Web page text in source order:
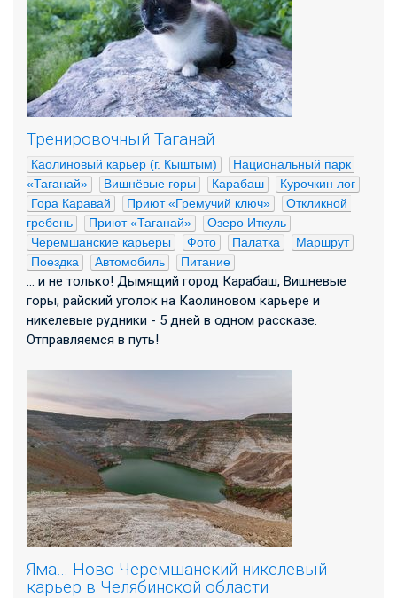
Тренировочный Таганай
Каолиновый карьер (г. Кыштым)
Национальный парк
«Таганай»
Вишнёвые горы Карабаш
Курочкин лог
Гора Каравай
Приют «Гремучий ключ»
Откликной
гребень
Приют «Таганай»
Озеро Иткуль
Черемшанские карьеры
Фото Палатка
Маршрут
Поездка
Автомобиль Питание
... и не только! Дымящий город Карабаш, Вишневые
горы, райский уголок на Каолиновом карьере и
никелевые рудники - 5 дней в одном рассказе.
Отправляемся в путь!
Яма… Ново-Черемшанский никелевый
карьер в Челябинской области